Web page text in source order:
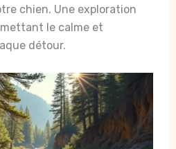
chien. Une exploration
le calme et
détour.